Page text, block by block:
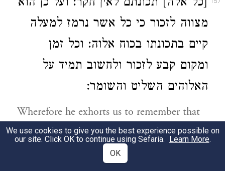
מצווה לזכור כי כל אשר נרמז למעלה
קיים בתכונתו בכוח אלוה: וכל זמן
ומקום קבע לזכור ולחשוב תמיד על
האלוהים השליט והשומר:
Wherefore he exhorts us to remember that
the aforesaid parts are kept together by the
divine power with consummate skill. For he
has marked out every time and place that
We use cookies to give you the best experience possible on
our site. Click OK to continue using Sefaria. Learn More.
OK